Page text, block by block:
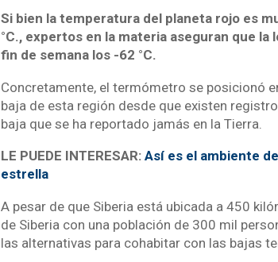
Si bien la temperatura del planeta rojo es
°C., expertos en la materia aseguran que
fin de semana los -62 °C.
Concretamente, el termómetro se posicionó
baja de esta región desde que existen
baja que se ha reportado jamás en la Tierra.
LE PUEDE INTERESAR: Así es el ambiente
estrella
A pesar de que Siberia está ubicada a 450
de Siberia con una población de 300 mil
las alternativas para cohabitar con las bajas